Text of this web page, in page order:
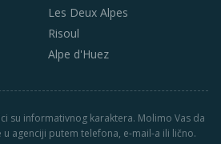
Les Deux Alpes
Risoul
Alpe d'Huez
su informativnog karaktera. Molimo Vas da
agenciji putem telefona, e-mail-a ili lično.